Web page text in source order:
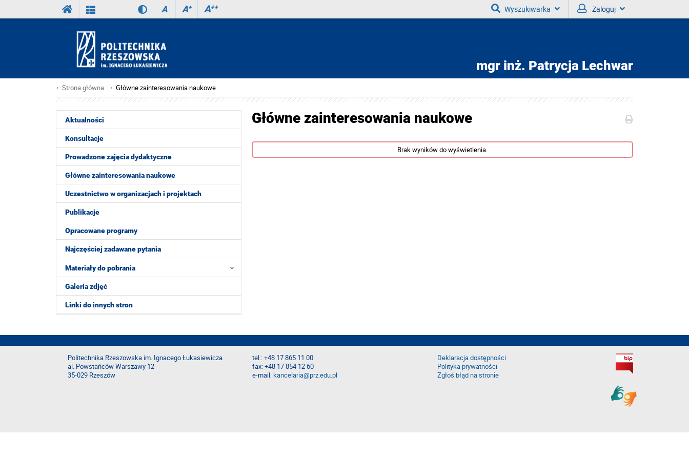
A A+ A++ Wyszukiwarka Zaloguj
mgr inż. Patrycja Lechwar
Strona główna Główne zainteresowania naukowe
Aktualności
Konsultacje
Prowadzone zajęcia dydaktyczne
Główne zainteresowania naukowe
Uczestnictwo w organizacjach i projektach
Publikacje
Opracowane programy
Najczęściej zadawane pytania
Materiały do pobrania
Galeria zdjęć
Linki do innych stron
Główne zainteresowania naukowe
Brak wyników do wyświetlenia.
Politechnika Rzeszowska im. Ignacego Łukasiewicza
al. Powstańców Warszawy 12
35-029 Rzeszów
tel.: +48 17 865 11 00
fax: +48 17 854 12 60
e-mail:kancelaria@prz.edu.pl
Deklaracja dostępności
Polityka prywatności
Zgłoś błąd na stronie